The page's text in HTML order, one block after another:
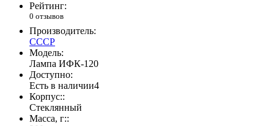
Рейтинг:
0 отзывов
Производитель:
СССР
Модель:
Лампа ИФК-120
Доступно:
Есть в наличии4
Корпус::
Стеклянный
Масса, г::